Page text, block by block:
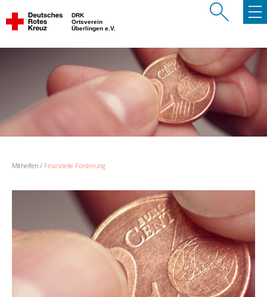
DRK
Ortsverein
Überlingen e.V.
Mithelfen Finanzielle Förderung